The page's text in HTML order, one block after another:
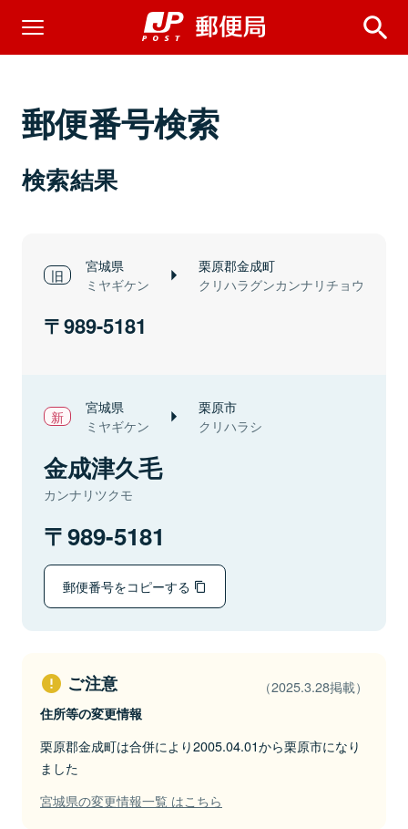
郵便番号検索
検索結果
宮城県
ミヤギケン
栗原郡金成町
クリハラグンカンナリチョウ
989-5181
宮城県
ミヤギケン
栗原市
クリハラシ
金成津久毛
カンナリツクモ
989-5181
郵便番号をコピーする
ご注意 （2025.3.28掲載）
住所等の変更情報
栗原郡金成町は合併により2005.04.01から栗原市になり
ました
宮城県の変更情報一覧 はこちら